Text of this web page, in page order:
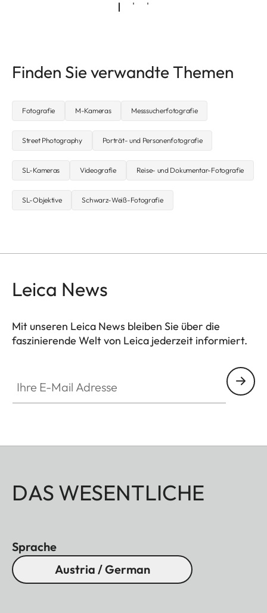
Finden Sie verwandte Themen
Fotografie M-Kameras Messsucherfotografie
Street Photography Porträt- und Personenfotografie
SL-Kameras Videografie Reise- und Dokumentar-Fotografie
SL-Objektive Schwarz-Weiß-Fotografie
Leica News
Mit unseren Leica News bleiben Sie über die
faszinierende Welt von Leica jederzeit informiert.
DAS WESENTLICHE
Sprache
Austria / German